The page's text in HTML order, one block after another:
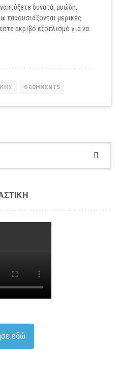
δυνατά, μυώδη,
παρουσιάζονται μερικές
ακριβό εξοπλισμό για να
0 COMMENTS
εδώ